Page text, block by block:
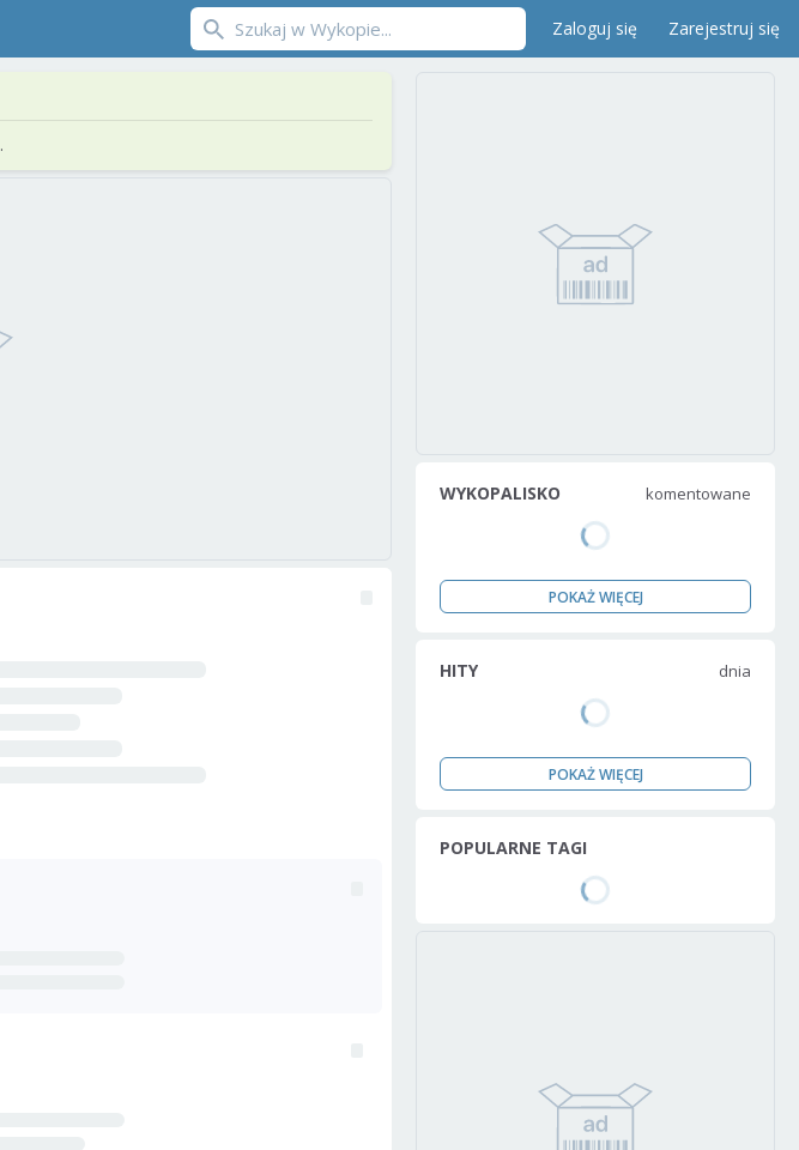
Zaloguj się Zarejestruj się
.
WYKOPALISKO komentowane
POKAŻ WIĘCEJ
HITY dnia
POKAŻ WIĘCEJ
POPULARNE TAGI